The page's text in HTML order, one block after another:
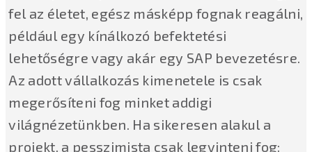
fel az életet, egész másképp fognak reagálni,
például egy kínálkozó befektetési
lehetőségre vagy akár egy SAP bevezetésre.
Az adott vállalkozás kimenetele is csak
megerősíteni fog minket addigi
világnézetünkben. Ha sikeresen alakul a
projekt, a pesszimista csak legyinteni fog: